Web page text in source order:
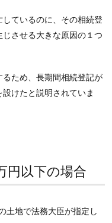
ているのに、その相続登
させる大きな原因の１つ
ため、長期間相続登記が
けたと説明されていま
円以下の場合
土地で法務大臣が指定し